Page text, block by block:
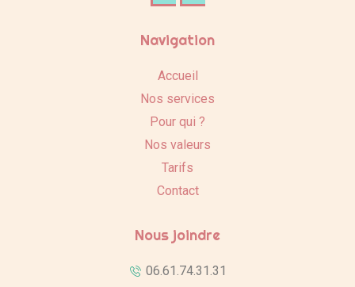
Navigation
Accueil
Nos services
Pour qui ?
Nos valeurs
Tarifs
Contact
Nous joindre
06.61.74.31.31